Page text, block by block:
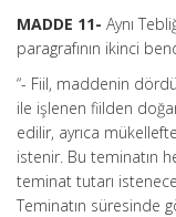
MADDE 11- Aynı
paragrafının ikinci
“- Fiil, maddenin
ile işlenen fiilden
edilir, ayrıca
istenir. Bu teminatın
teminat tutarı
Teminatın süresinde